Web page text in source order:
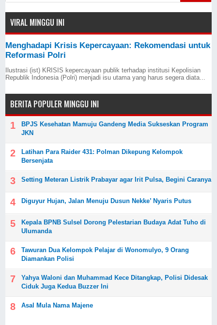
VIRAL MINGGU INI
Menghadapi Krisis Kepercayaan: Rekomendasi untuk
Reformasi Polri
Ilustrasi (ist) KRISIS kepercayaan publik terhadap institusi Kepolisian
Republik Indonesia (Polri) menjadi isu utama yang harus segera diata...
BERITA POPULER MINGGU INI
BPJS Kesehatan Mamuju Gandeng Media Sukseskan Program
JKN
Latihan Para Raider 431: Polman Dikepung Kelompok
Bersenjata
Setting Meteran Listrik Prabayar agar Irit Pulsa, Begini Caranya
Diguyur Hujan, Jalan Menuju Dusun Nekke’ Nyaris Putus
Kepala BPNB Sulsel Dorong Pelestarian Budaya Adat Tuho di
Ulumanda
Tawuran Dua Kelompok Pelajar di Wonomulyo, 9 Orang
Diamankan Polisi
Yahya Waloni dan Muhammad Kece Ditangkap, Polisi Didesak
Ciduk Juga Kedua Buzzer Ini
Asal Mula Nama Majene